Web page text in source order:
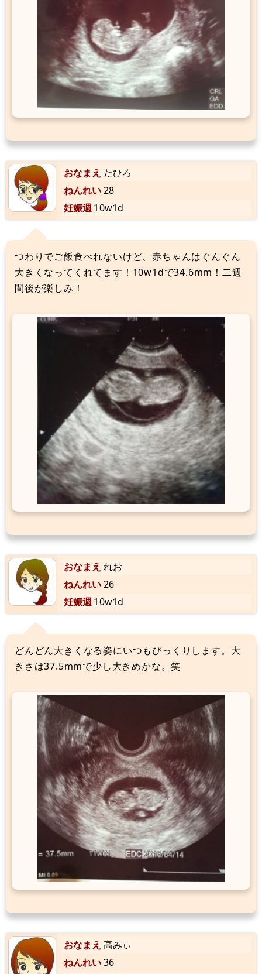
おなまえ たひろ
ねんれい28
妊娠週10w1d
つわりでご飯食べれないけど、赤ちゃんはぐんぐん
大きくなってくれてます！10w1dで34.6mm！二週
間後が楽しみ！
おなまえ れお
ねんれい26
妊娠週10w1d
どんどん大きくなる姿にいつもびっくりします。大
きさは37.5mmで少し大きめかな。笑
おなまえ 高みぃ
ねんれい36